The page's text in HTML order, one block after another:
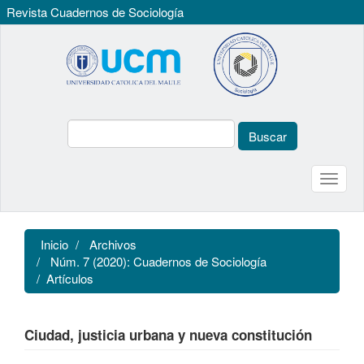
Revista Cuadernos de Sociología
principal
Contenido
principal
Buscar
Toggle
Inicio
Archivos
Núm. 7 (2020): Cuadernos de Sociología
Artículos
Ciudad, justicia urbana y nueva constitución